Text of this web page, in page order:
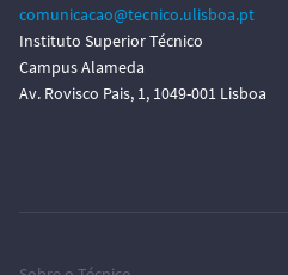
comunicacao@tecnico.ulisboa.pt
Instituto Superior Técnico
Campus Alameda
Av. Rovisco Pais, 1, 1049-001 Lisboa